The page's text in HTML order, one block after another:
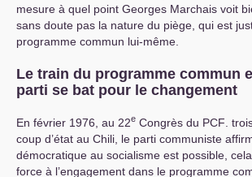
mesure à quel point Georges Marchais voit
sans doute pas la nature du piège, qui est
programme commun lui-même.
Le train du programme commun
parti se bat pour le changement
En février 1976, au 22e Congrès du PCF .
coup d’état au Chili, le parti communiste
démocratique au socialisme est possible,
force à l’engagement dans le programme